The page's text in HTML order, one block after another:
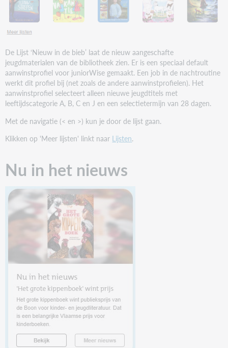
De Lijst ‘Nieuw in de bieb’ laat de nieuw aangeschafte
jeugdmaterialen van de bibliotheek zien. Er is een speciaal default
aanwinstprofiel voor juniorWise gemaakt. Een job in de nachtroutine
werkt dit profiel bij (net zoals de andere aanwinstprofielen). Het
aanwinstprofiel selecteert alleen nieuwe jeugdtitels met
leeftijdscategorie A, B, C en J en een selectietermijn van 28 dagen.
Met de navigatie (< en >) kun je door de lijst gaan.
Klikken op 'Meer lijsten' linkt naar Lijsten.
Nu in het nieuws